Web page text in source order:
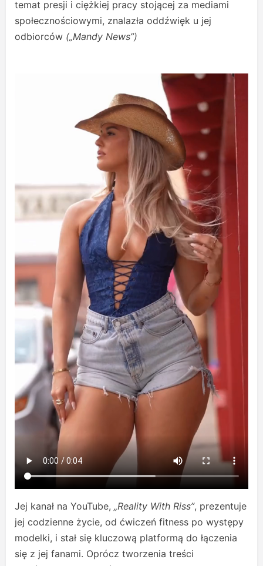
temat presji i ciężkiej pracy stojącej za mediami
społecznościowymi, znalazła oddźwięk u jej
odbiorców („Mandy News”)
Jej kanał na YouTube, „Reality With Riss”, prezentuje
jej codzienne życie, od ćwiczeń fitness po występy
modelki, i stał się kluczową platformą do łączenia
się z jej fanami. Oprócz tworzenia treści